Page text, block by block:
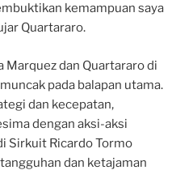
kemampuan saya
Quartararo.
dan Quartararo di
pada balapan utama.
dan kecepatan,
dengan aksi-aksi
Sirkuit Ricardo Tormo
dan ketajaman